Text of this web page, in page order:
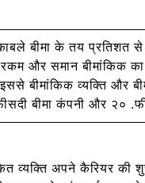
बीमा के तय प्रतिशत
और समान बीमांकिक का
बीमांकिक व्यक्ति और
बीमा कंपनी और २०
व्यक्ति अपने कैरियर की